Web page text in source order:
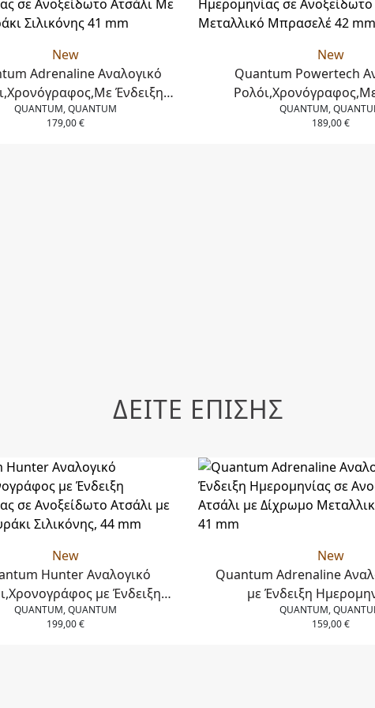
New
Adrenaline Αναλογικό
Ένδειξη
σε Ανοξείδωτο Ατσάλι Με
Λουράκι Σιλικόνης 41 mm
QUANTUM, QUANTUM
179,00€
New
Quantum Powertech
Ημερομηνίας σε
Μεταλλικό
QUANTUM,
189,00€
ΔΕΙΤΕ ΕΠΙΣΗΣ
New
Hunter Αναλογικό
με Ένδειξη
σε Ανοξείδωτο Ατσάλι με
Λουράκι Σιλικόνης, 44 mm
QUANTUM, QUANTUM
199,00€
New
Quantum Adrenaline
με Ένδειξη
Ανοξείδωτο Ατσάλι
Μεταλλικό
QUANTUM,
159,00€